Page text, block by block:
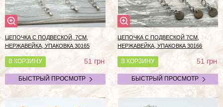
ЦЕПОЧКА С ПОДВЕСКОЙ, 7СМ,
НЕРЖАВЕЙКА, УПАКОВКА 30165
В КОРЗИНУ 51грн
БЫСТРЫЙ ПРОСМОТР
ЦЕПОЧКА С ПОДВЕСКОЙ 7СМ,
НЕРЖАВЕЙКА, УПАКОВКА 30166
В КОРЗИНУ 51 грн
БЫСТРЫЙ ПРОСМОТР